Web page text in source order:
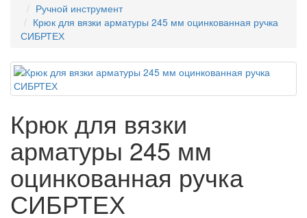
Ручной инструмент
Крюк для вязки арматуры 245 мм оцинкованная ручка
СИБРТЕХ
Крюк для вязки
арматуры 245 мм
оцинкованная ручка
СИБРТЕХ